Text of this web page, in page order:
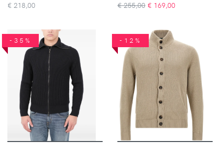
€ 218,00 € 255,00 € 169,00
-35% -12%